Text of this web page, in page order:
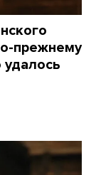
прежнему
удалось